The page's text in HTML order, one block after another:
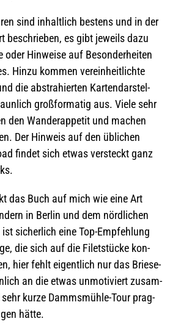
sind inhalt­lich bes­tens und in der
beschrie­ben, es gibt jeweils dazu
oder Hin­weise auf Beson­der­hei­ten
Hinzu kom­men ver­ein­heit­lichte
die abs­tra­hier­ten Kar­ten­dar­stel­
groß­for­ma­tig aus. Viele sehr
den Wan­der­ap­pe­tit und machen
Der Hin­weis auf den übli­chen
fin­det sich etwas ver­steckt ganz
das Buch auf mich wie eine Art
in Ber­lin und dem nörd­li­chen
sicher­lich eine Top-Emp­feh­lung
die sich auf die Filet­stü­cke kon­
hier fehlt eigent­lich nur das Brie­se­
an die etwas unmo­ti­viert zusam­
kurze Damms­mühle-Tour prag­
hätte.